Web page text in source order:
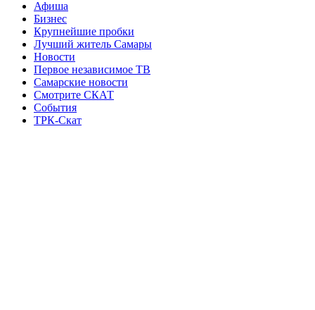
Афиша
Бизнес
Крупнейшие пробки
Лучший житель Самары
Новости
Первое независимое ТВ
Самарские новости
Смотрите СКАТ
События
ТРК-Скат